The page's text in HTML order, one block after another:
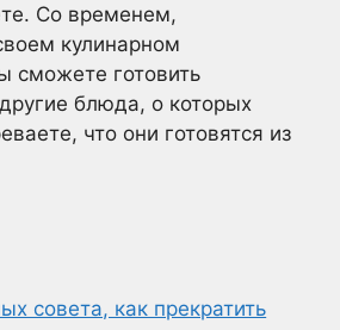
Со временем,
кулинарном
сможете готовить
блюда, о которых
что они готовятся из
совета, как прекратить